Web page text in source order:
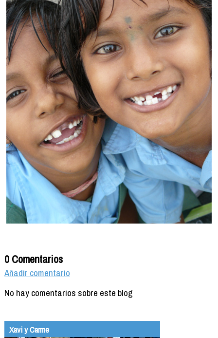
0 Comentarios
Añadir comentario
No hay comentarios sobre este blog
Xavi y Carme